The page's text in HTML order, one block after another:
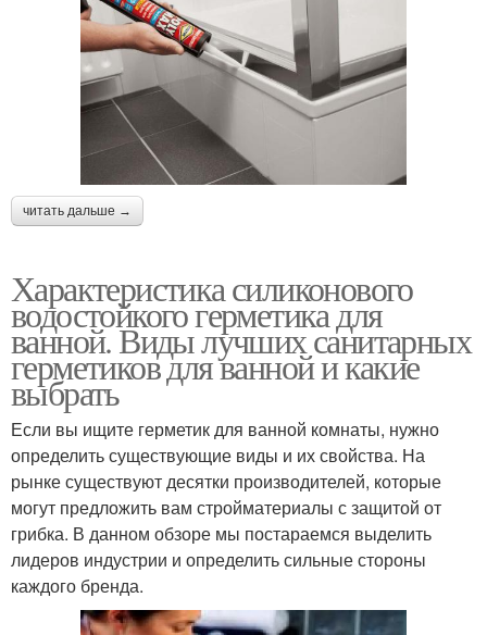
читать дальше →
Характеристика силиконового
водостойкого герметика для
ванной. Виды лучших санитарных
герметиков для ванной и какие
выбрать
Если вы ищите герметик для ванной комнаты, нужно
определить существующие виды и их свойства. На
рынке существуют десятки производителей, которые
могут предложить вам стройматериалы с защитой от
грибка. В данном обзоре мы постараемся выделить
лидеров индустрии и определить сильные стороны
каждого бренда.